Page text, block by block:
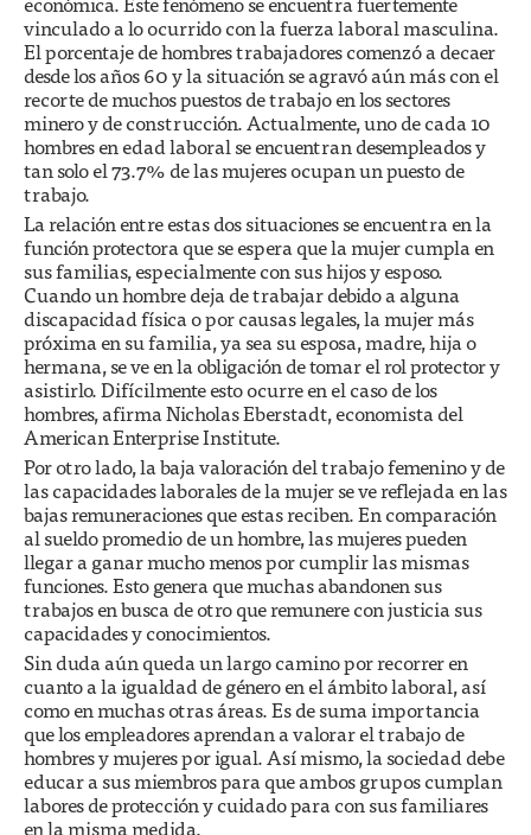
vinculado a lo ocurrido con la fuerza laboral masculina.
El porcentaje de hombres trabajadores comenzó a decaer
desde los años 60 y la situación se agravó aún más con el
recorte de muchos puestos de trabajo en los sectores
minero y de construcción. Actualmente, uno de cada 10
hombres en edad laboral se encuentran desempleados y
tan solo el 73.7% de las mujeres ocupan un puesto de
trabajo.
La relación entre estas dos situaciones se encuentra en la
función protectora que se espera que la mujer cumpla en
sus familias, especialmente con sus hijos y esposo.
Cuando un hombre deja de trabajar debido a alguna
discapacidad física o por causas legales, la mujer más
próxima en su familia, ya sea su esposa, madre, hija o
hermana, se ve en la obligación de tomar el rol protector y
asistirlo. Difícilmente esto ocurre en el caso de los
hombres, afirma Nicholas Eberstadt, economista del
American Enterprise Institute.
Por otro lado, la baja valoración del trabajo femenino y de
las capacidades laborales de la mujer se ve reflejada en las
bajas remuneraciones que estas reciben. En comparación
al sueldo promedio de un hombre, las mujeres pueden
llegar a ganar mucho menos por cumplir las mismas
funciones. Esto genera que muchas abandonen sus
trabajos en busca de otro que remunere con justicia sus
capacidades y conocimientos.
Sin duda aún queda un largo camino por recorrer en
cuanto a la igualdad de género en el ámbito laboral, así
como en muchas otras áreas. Es de suma importancia
que los empleadores aprendan a valorar el trabajo de
hombres y mujeres por igual. Así mismo, la sociedad debe
educar a sus miembros para que ambos grupos cumplan
labores de protección y cuidado para con sus familiares
en la misma medida.